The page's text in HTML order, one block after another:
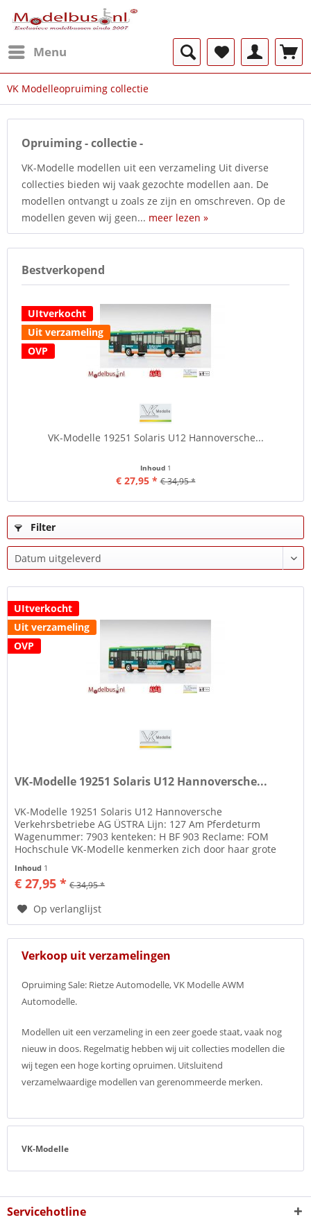
Menu
VK Modelleopruiming collectie
Opruiming - collectie -
VK-Modelle modellen uit een verzameling Uit diverse
collecties bieden wij vaak gezochte modellen aan. De
modellen ontvangt u zoals ze zijn en omschreven. Op de
modellen geven wij geen... meer lezen »
Bestverkopend
UItverkocht
Uit verzameling
OVP
VK-Modelle 19251 Solaris U12 Hannoversche...
Inhoud 1
€ 27,95 * € 34,95 *
Filter
UItverkocht
Uit verzameling
OVP
VK-Modelle 19251 Solaris U12 Hannoversche...
VK-Modelle 19251 Solaris U12 Hannoversche
Verkehrsbetriebe AG ÜSTRA Lijn: 127 Am Pferdeturm
Wagenummer: 7903 kenteken: H BF 903 Reclame: FOM
Hochschule VK-Modelle kenmerken zich door haar grote
Inhoud 1
€ 27,95 * € 34,95 *
Op verlanglijst
Verkoop uit verzamelingen
Opruiming Sale: Rietze Automodelle, VK Modelle AWM
Automodelle.
Modellen uit een verzameling in een zeer goede staat, vaak nog
nieuw in doos. Regelmatig hebben wij uit collecties modellen die
wij tegen een hoge korting opruimen. Uitsluitend
verzamelwaardige modellen van gerenommeerde merken.
VK-Modelle
Servicehotline